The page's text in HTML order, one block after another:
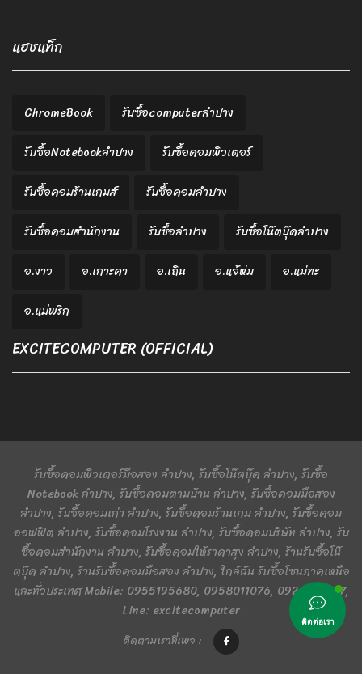
แฮชแท็ก
ChromeBook
รับซื้อcomputerลำปาง
รับซื้อNotebookลำปาง
รับซื้อคอมพิวเตอร์
รับซื้อคอมร้านเกมส์
รับซื้อคอมลำปาง
รับซื้อคอมสำนักงาน
รับซื้อลำปาง
รับซื้อโน๊ตบุ๊คลำปาง
อ.งาว
อ.เกาะคา อ.เถิน อ.แจ้ห่ม
อ.แม่ทะ
อ.แม่พริก
EXCITECOMPUTER (OFFICIAL)
รับซื้อคอมพิวเตอร์มือสอง ลำปาง, รับซื้อโน๊ตบุ๊ค ลำปาง, รับซื้อ
Notebook ลำปาง, รับซื้อคอมตามบ้าน ลำปาง, รับซื้อคอมมือสอง
ลำปาง, รับซื้อคอมเก่า ลำปาง, รับซื้อคอมร้านเกม ลำปาง, รับซื้อคอม
ออฟฟิต ลำปาง, รับซื้อคอมโรงงาน ลำปาง, รับซื้อคอมบริษัท ลำปาง, รับ
ซื้อคอมสำนักงาน ลำปาง, รับซื้อคอมให้ราคาสูง ลำปาง, ร้านรับซื้อโน๊
ตบุ๊ค ลำปาง, ร้านรับซื้อคอมมือสอง ลำปาง, ใกล้ฉัน รับซื้อโซนภาคเหนือ
และทั่วประเทศ Mobile: 0955195680, 0958011076, 0924401367,
Line: excitecomputer
ติดตามเราที่เพจ :
ติดต่อเรา